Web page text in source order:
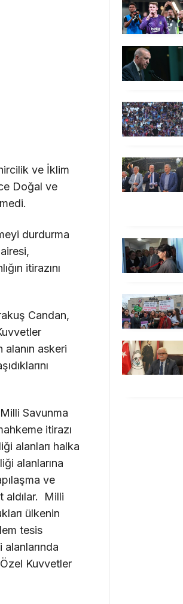
ve İklim
Doğal ve
durdurma
itirazını
Candan,
alanın askeri
Savunma
itirazı
alanları halka
alanlarına
ve
aldılar. Milli
ülkenin
tesis
Özel Kuvvetler